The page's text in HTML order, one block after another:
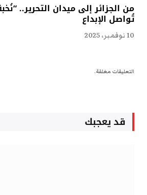
من الجزائر إلى ميدان التحرير..
تُواصل الإبداع
10 نوفمبر، 2025
التعليقات مغلقة.
قد يعجبك